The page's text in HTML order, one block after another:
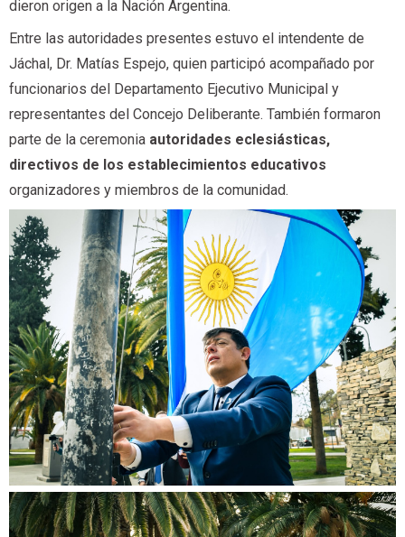
dieron origen a la Nación Argentina.
Entre las autoridades presentes estuvo el intendente de
Jáchal, Dr. Matías Espejo, quien participó acompañado por
funcionarios del Departamento Ejecutivo Municipal y
representantes del Concejo Deliberante. También formaron
parte de la ceremonia autoridades eclesiásticas,
directivos de los establecimientos educativos
organizadores y miembros de la comunidad.